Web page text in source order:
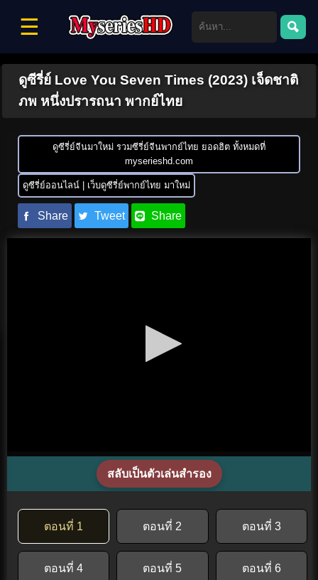
☰
ดูซีรี่ย์ Love You Seven Times (2023) เจ็ดชาติ
ภพ หนึ่งปรารถนา พากย์ไทย
ดูซีรี่ย์จีนมาใหม่ รวมซีรี่ย์จีนพากย์ไทย ยอดฮิต ทั้งหมดที่
myserieshd.com
ดูซีรี่ย์ออนไลน์ | เว็บดูซีรี่ย์พากย์ไทย มาใหม่
Share Tweet Share
สลับเป็นตัวเล่นสำรอง
ตอนที่ 1 ตอนที่ 2 ตอนที่ 3
ตอนที่ 4 ตอนที่ 5 ตอนที่ 6